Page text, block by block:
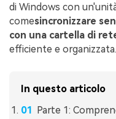
di Windows con
comesincronizzare
con una cartella di
efficiente e organizzata.
In questo articolo
Parte 1: